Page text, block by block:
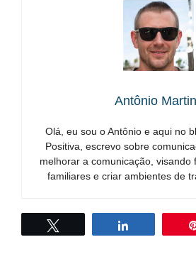
Antônio
Olá, eu sou o Antônio e aqui no
Positiva, escrevo sobre
melhorar a comunicação, visando
familiares e criar ambientes de
Compartilhar